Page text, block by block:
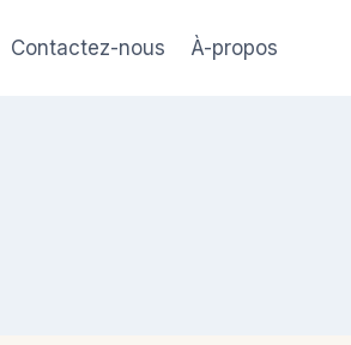
Contactez-nous À-propos